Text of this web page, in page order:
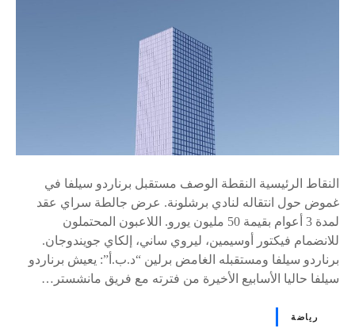
النقاط الرئيسية النقطة الوصف مستقبل برناردو سيلفا في
غموض حول انتقاله لنادي برشلونة. عرض جالطة سراي عقد
لمدة 3 أعوام بقيمة 50 مليون يورو. اللاعبون المحتملون
للانضمام فيكتور أوسيمين، ليروي ساني، إلكاي جويندوجان.
برناردو سيلفا ومستقبله الغامض برلين “د.ب.أ”: يعيش برناردو
سيلفا حاليا الأسابيع الأخيرة من فترته مع فريق مانشستر…
رياضة